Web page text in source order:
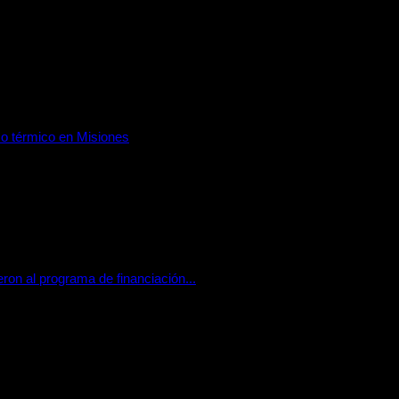
térmico en Misiones
al programa de financiación...